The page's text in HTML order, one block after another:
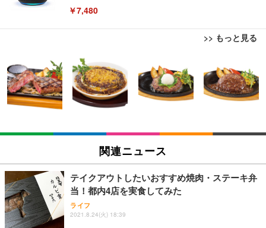
￥7,480
>> もっと見る
[EdoErgo] オフィスチェア 椅子 テレワーク 疲れな
い 跳ね上げ式アームレスト コンパクト 約105度ロッ
キング pc 事務椅子 360度回転 座面昇降 強化ナイロ
ン樹脂ベース 通気性メッシュ 在宅ワーク H-WY01
(黒網+黒枠+黒足)
￥5,699
SIHOO B100 オフィスチェア／デスクチェア メッシ
ュチェア 人間工学 疲れない ブラック
￥27,999
Sezlife オフィスチェア デスクチェア 疲れない テレ
ワーク チェア 強化バックレスト 30度ロッキング機
能 人間工学 椅子 腰サポート 90度跳ね上げ式アーム
EIZO ビジネス向けプレミアムモニター | FlexScan
EV3240X-WT | 31.5型4K UHD・USB Type-C・ホワ
イト
￥105,595
EIZO ビジネス向けプレミアムモニター | FlexScan
【純正品】27"ゲーミングモニター DualSense 充電
フック付き（CFI-ZDM1J）
Amazonベーシック ペットシーツ 薄型 レギュラー 1
回使い捨て 無香料 ホワイト 300枚
￥3,373
Amazonベーシック ペットシーツ 厚型 ワイド 42枚
x2袋(84枚) ホワイト(吸収面:ライトブルー)
￥3,234
ネオ・ルーライフ ネオ・オムツ L 中型犬用 26枚入
り 単品
関連ニュース
テイクアウトしたいおすすめ焼肉・ステーキ弁
当！都内4店を実食してみた
ライフ
2021.8.24(火) 18:39